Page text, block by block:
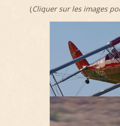
(Cliquer sur les images